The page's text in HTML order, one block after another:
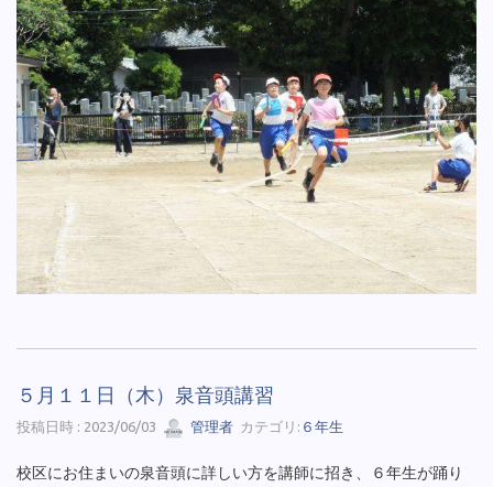
５月１１日（木）泉音頭講習
投稿日時 : 2023/06/03 管理者 カテゴリ: ６年生
校区にお住まいの泉音頭に詳しい方を講師に招き、６年生が踊り